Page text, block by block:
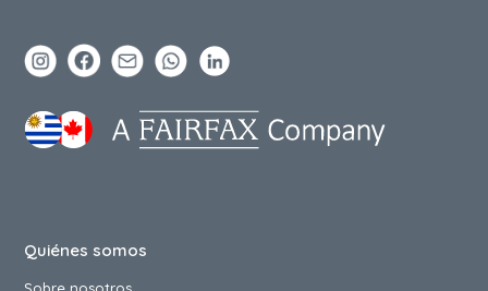
Quiénes somos